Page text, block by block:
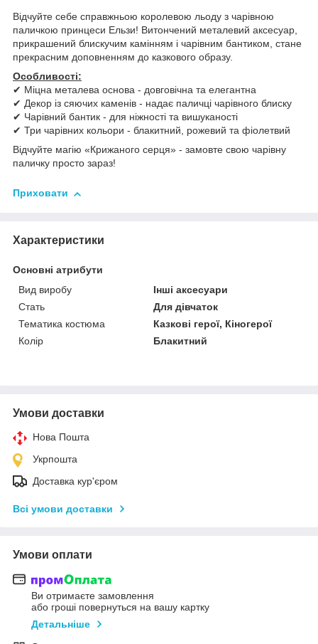
Відчуйте себе справжньою королевою льоду з чарівною
паличкою принцеси Ельзи! Витончений металевий аксесуар,
прикрашений блискучим камінням і чарівним бантиком, стане
прекрасним доповненням до казкового образу.
Особливості:
✔ Міцна металева основа - довговічна та елегантна
✔ Декор із сяючих каменів - надає паличці чарівного блиску
✔ Чарівний бантик - для ніжності та вишуканості
✔ Три чарівних кольори - блакитний, рожевий та фіолетвий
Відчуйте магію «Крижаного серця» - замовте свою чарівну
паличку просто зараз!
Приховати
Характеристики
Основні атрибути
Вид виробу
Інші аксесуари
Стать
Для дівчаток
Тематика костюма
Казкові герої, Кіногерої
Колір
Блакитний
Умови доставки
Нова Пошта
Укрпошта
Доставка кур'єром
Всі умови доставки
Умови оплати
Ви отримаєте замовлення
або гроші повернуться на вашу картку
Детальніше